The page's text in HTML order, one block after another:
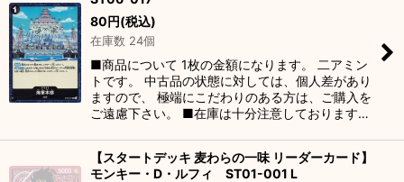
80円(税込)
在庫数 24個
■商品について 1枚の金額になります。 二アミン
トです。 中古品の状態に対しては、個人差があり
ますので、 極端にこだわりのある方は、ご購入を
ご遠慮下さい。 ■在庫は十分注意しております…
【スタートデッキ 麦わらの一味 リーダーカード】
モンキー・D・ルフィ ST01-001 L